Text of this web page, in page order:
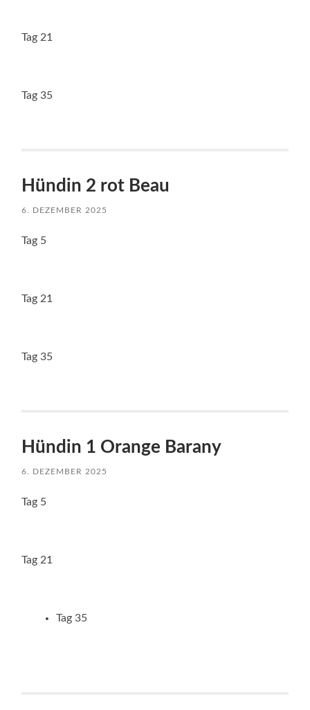
Tag 21
Tag 35
Hündin 2 rot Beau
6. DEZEMBER 2025
Tag 5
Tag 21
Tag 35
Hündin 1 Orange Barany
6. DEZEMBER 2025
Tag 5
Tag 21
Tag 35